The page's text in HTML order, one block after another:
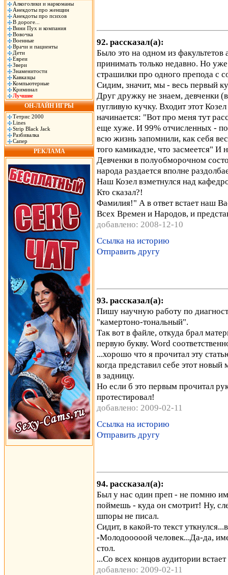
Алкоголики и наркоманы
Анекдоты про женщин
Анекдоты про психов
В дороге...
Вини Пух и компания
Вовочка
Военные
Врачи и пациенты
Дети
Евреи
Звери
Знаменитости
Кавказцы
Компьютерные
Криминал
Лучшие
ОН-ЛАЙН ИГРЫ
Тетрис 2000
Lines
Strip Black Jack
Разбивалка
Сапер
РЕКЛАМА
92. рассказал(а):
Было это на одном из факультетов
принимать только недавно. Но уже
страшилки про одного препода с
Сидим, значит, мы - весь первый
Друг дружку не знаем, девченки
пугливую кучку. Входит этот
начинается: "Вот про меня тут
еще хуже. И 99% отчисленных -
всю жизнь запомнили, как себя
того камикадзе, что засмеется" И
Девченки в полуобморочном
народа раздается вполне
Наш Козел взметнулся над
Кто сказал?!
Фамилия!" А в ответ встает наш
Всех Времен и Народов, и
добавлено: 2008-12-10
Ссылка на историю
Отправить другу
93. рассказал(а):
Пишу научную работу по
"камертоно-тональный".
Так вот в файле, откуда брал
первую букву. Word
...хорошо что я прочитал эту
когда представил себе этот
в задницу.
Но если б это первым прочитал
протестировал!
добавлено: 2009-02-11
Ссылка на историю
Отправить другу
94. рассказал(а):
Был у нас один преп - не помню
поймешь - куда он смотрит! Ну,
шпоры не писал.
Сидит, в какой-то текст
-Молодооооой человек...Да-да,
стол.
...Со всех концов аудитории
добавлено: 2009-02-11